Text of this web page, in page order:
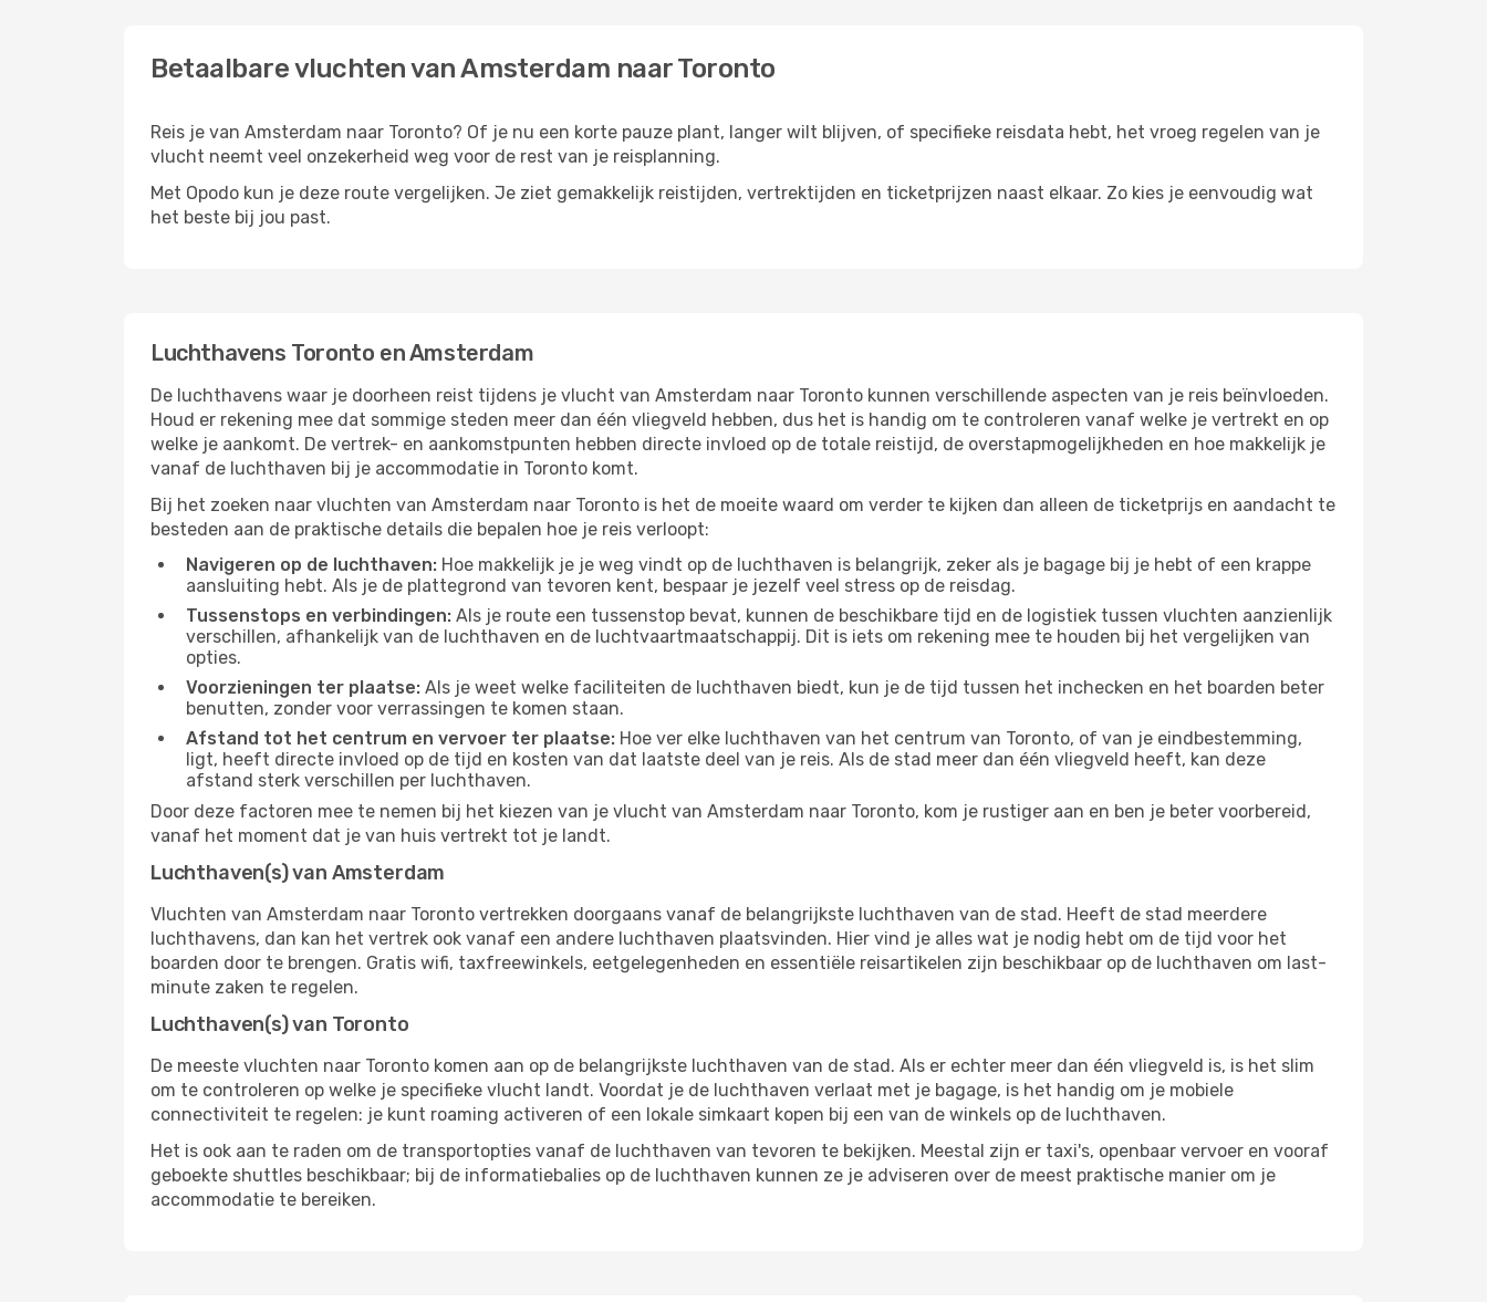
Betaalbare vluchten van Amsterdam naar Toronto
Reis je van Amsterdam naar Toronto? Of je nu een korte pauze plant, langer wilt blijven, of specifieke reisdata hebt, het vroeg regelen van je
vlucht neemt veel onzekerheid weg voor de rest van je reisplanning.
Met Opodo kun je deze route vergelijken. Je ziet gemakkelijk reistijden, vertrektijden en ticketprijzen naast elkaar. Zo kies je eenvoudig wat
het beste bij jou past.
Luchthavens Toronto en Amsterdam
De luchthavens waar je doorheen reist tijdens je vlucht van Amsterdam naar Toronto kunnen verschillende aspecten van je reis beïnvloeden.
Houd er rekening mee dat sommige steden meer dan één vliegveld hebben, dus het is handig om te controleren vanaf welke je vertrekt en op
welke je aankomt. De vertrek- en aankomstpunten hebben directe invloed op de totale reistijd, de overstapmogelijkheden en hoe makkelijk je
vanaf de luchthaven bij je accommodatie in Toronto komt.
Bij het zoeken naar vluchten van Amsterdam naar Toronto is het de moeite waard om verder te kijken dan alleen de ticketprijs en aandacht te
besteden aan de praktische details die bepalen hoe je reis verloopt:
Navigeren op de luchthaven: Hoe makkelijk je je weg vindt op de luchthaven is belangrijk, zeker als je bagage bij je hebt of een krappe
aansluiting hebt. Als je de plattegrond van tevoren kent, bespaar je jezelf veel stress op de reisdag.
Tussenstops en verbindingen: Als je route een tussenstop bevat, kunnen de beschikbare tijd en de logistiek tussen vluchten aanzienlijk
verschillen, afhankelijk van de luchthaven en de luchtvaartmaatschappij. Dit is iets om rekening mee te houden bij het vergelijken van
opties.
Voorzieningen ter plaatse: Als je weet welke faciliteiten de luchthaven biedt, kun je de tijd tussen het inchecken en het boarden beter
benutten, zonder voor verrassingen te komen staan.
Afstand tot het centrum en vervoer ter plaatse: Hoe ver elke luchthaven van het centrum van Toronto, of van je eindbestemming,
ligt, heeft directe invloed op de tijd en kosten van dat laatste deel van je reis. Als de stad meer dan één vliegveld heeft, kan deze
afstand sterk verschillen per luchthaven.
Door deze factoren mee te nemen bij het kiezen van je vlucht van Amsterdam naar Toronto, kom je rustiger aan en ben je beter voorbereid,
vanaf het moment dat je van huis vertrekt tot je landt.
Luchthaven(s) van Amsterdam
Vluchten van Amsterdam naar Toronto vertrekken doorgaans vanaf de belangrijkste luchthaven van de stad. Heeft de stad meerdere
luchthavens, dan kan het vertrek ook vanaf een andere luchthaven plaatsvinden. Hier vind je alles wat je nodig hebt om de tijd voor het
boarden door te brengen. Gratis wifi, taxfreewinkels, eetgelegenheden en essentiële reisartikelen zijn beschikbaar op de luchthaven om last-
minute zaken te regelen.
Luchthaven(s) van Toronto
De meeste vluchten naar Toronto komen aan op de belangrijkste luchthaven van de stad. Als er echter meer dan één vliegveld is, is het slim
om te controleren op welke je specifieke vlucht landt. Voordat je de luchthaven verlaat met je bagage, is het handig om je mobiele
connectiviteit te regelen: je kunt roaming activeren of een lokale simkaart kopen bij een van de winkels op de luchthaven.
Het is ook aan te raden om de transportopties vanaf de luchthaven van tevoren te bekijken. Meestal zijn er taxi's, openbaar vervoer en vooraf
geboekte shuttles beschikbaar; bij de informatiebalies op de luchthaven kunnen ze je adviseren over de meest praktische manier om je
accommodatie te bereiken.